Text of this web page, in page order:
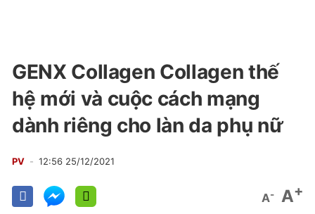
GENX Collagen Collagen thế
hệ mới và cuộc cách mạng
dành riêng cho làn da phụ nữ
PV 12:56 25/12/2021
A- A+